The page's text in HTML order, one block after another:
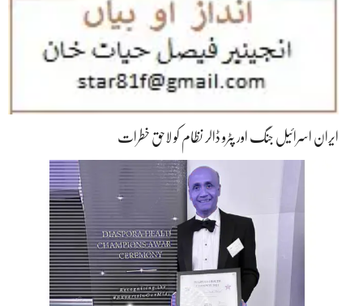
ایران اسرائیل جنگ اور پٹرو ڈالر نظام کو لاحق خطرات